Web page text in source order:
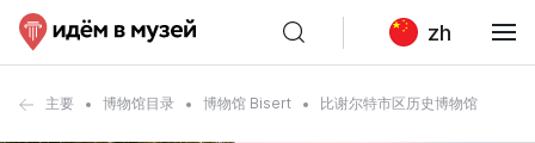
zh
主要 博物馆目录 博物馆 Bisert 比谢尔特市区历史博物馆